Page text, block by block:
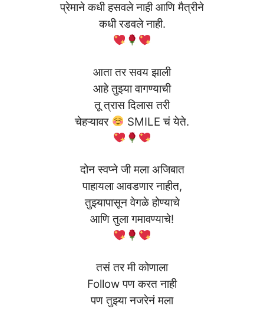
प्रेमाने कधी हसवले नाही आणि मैत्रीने
कधी रडवले नाही.
आता तर सवय झाली
आहे तुझ्या वागण्याची
तू त्रास दिलास तरी
चेहऱ्यावर
SMILE चं येते.
दोन स्वप्ने जी मला अजिबात
पाहायला आवडणार नाहीत,
तुझ्यापासून वेगळे होण्याचे
आणि तुला गमावण्याचे!
तसं तर मी कोणाला
Follow पण करत नाही
पण तुझ्या नजरेनं मला